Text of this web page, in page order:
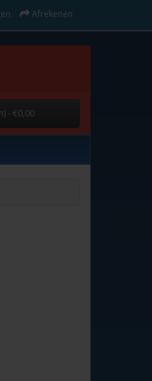
Afrekenen
- €0,00